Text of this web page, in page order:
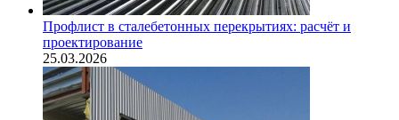
Профлист в сталебетонных перекрытиях: расчёт и
проектирование
25.03.2026